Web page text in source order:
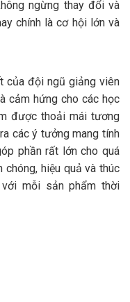
ngừng thay đổi và
chính là cơ hội lớn và
của đội ngũ giảng viên
cảm hứng cho các học
được thoải mái tương
các ý tưởng mang tính
phần rất lớn cho quá
chóng, hiệu quả và thúc
mỗi sản phẩm thời